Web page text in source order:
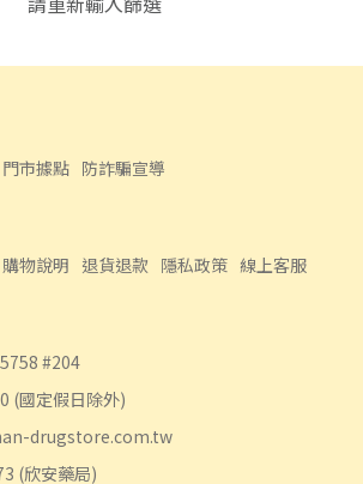
門市據點 防詐騙宣導
購物說明 退貨退款 隱私政策 線上客服
#204
(國定假日除外)
drugstore.com.tw
(欣安藥局)